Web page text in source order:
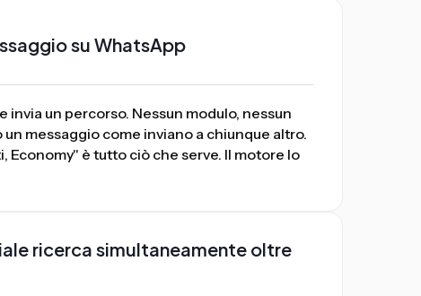
su WhatsApp
invia un percorso. Nessun modulo, nessun
messaggio come inviano a chiunque altro.
Economy" è tutto ciò che serve. Il motore lo
ricerca simultaneamente oltre